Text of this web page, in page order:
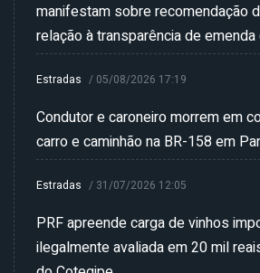
manifestam sobre recomendação
relação à transparência de emenda
Estradas / 05/08/2026 17:19
Condutor e caroneiro morrem em
carro e caminhão na BR-158 em
Estradas / 31/07/2026 12:05
PRF apreende carga de vinhos
ilegalmente avaliada em 20 mil